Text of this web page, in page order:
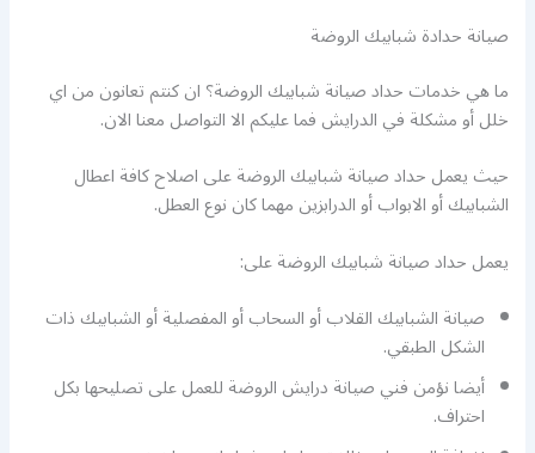
صيانة حدادة شبابيك الروضة
ما هي خدمات حداد صيانة شبابيك الروضة؟ ان كنتم تعانون من اي
خلل أو مشكلة في الدرايش فما عليكم الا التواصل معنا الان.
حيث يعمل حداد صيانة شبابيك الروضة على اصلاح كافة اعطال
الشبابيك أو الابواب أو الدرابزين مهما كان نوع العطل.
يعمل حداد صيانة شبابيك الروضة على:
صيانة الشبابيك القلاب أو السحاب أو المفصلية أو الشبابيك ذات
الشكل الطبقي.
أيضا نؤمن فني صيانة درايش الروضة للعمل على تصليحها بكل
احتراف.